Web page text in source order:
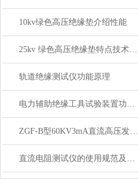
10kv绿色高压绝缘垫介绍性能
25kv 绿色高压绝缘垫特点技术参数适用范围
轨道绝缘测试仪功能原理
电力辅助绝缘工具试验装置功能特色
ZGF-B型60KV3mA直流高压发生器性能技术参数
直流电阻测试仪的使用规范及注意事项